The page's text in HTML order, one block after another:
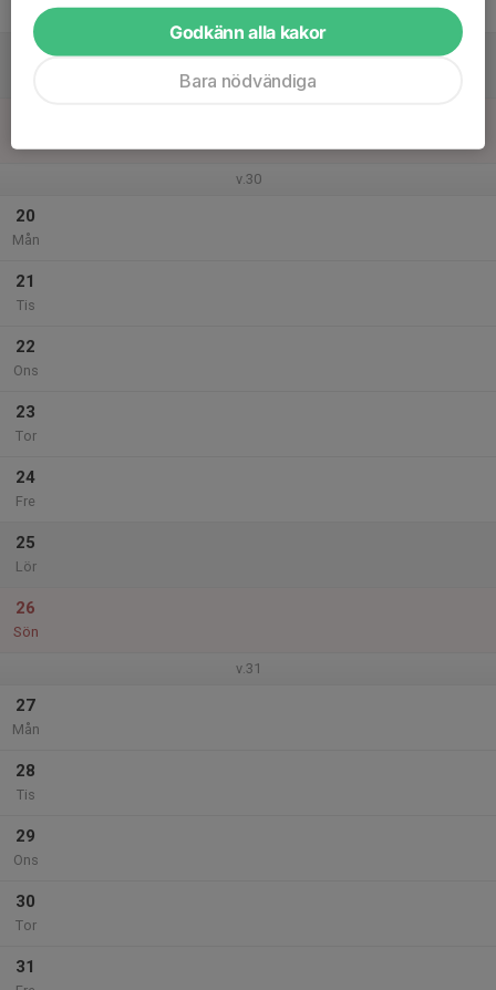
v.30
20
Mån
21
Tis
22
Ons
23
Tor
24
Fre
25
Lör
26
Sön
v.31
27
Mån
28
Tis
29
Ons
30
Tor
31
Godkänn alla kakor
Bara nödvändiga